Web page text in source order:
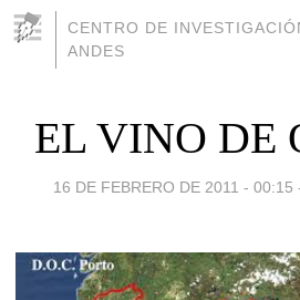
CENTRO DE
ANDES
EL VINO DE
16 DE FEBRERO DE 2011 - 00:15